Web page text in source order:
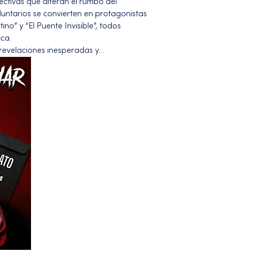
que alteran el rumbo del
se convierten en protagonistas
y “El Puente Invisible”, todos
inesperadas y…